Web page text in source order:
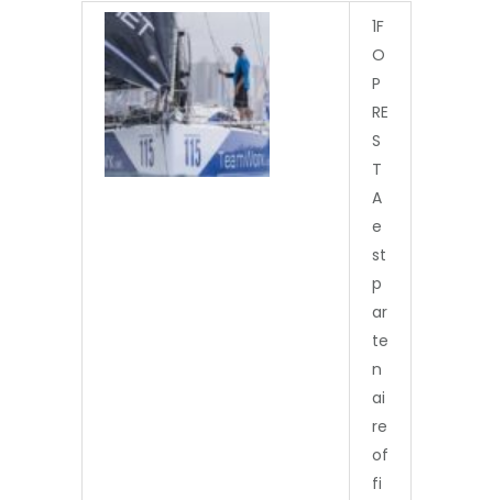
1F
O
P
RE
S
T
A
e
st
p
ar
te
n
ai
re
of
fi